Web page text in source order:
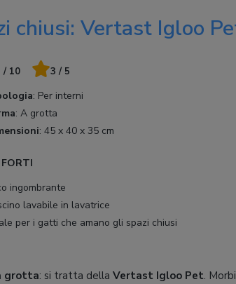
chiusi: Vertast Igloo
/ 10 3 / 5
: Per interni
: A grotta
: 45 x 40 x 35 cm
ingombrante
lavabile in lavatrice
per i gatti che amano gli spazi chiusi
grotta: si tratta della Vertast Igloo Pet.